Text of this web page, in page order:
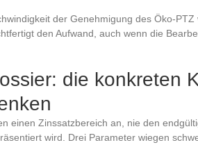
der Genehmigung des Öko-
den Aufwand, auch wenn die
die konkreten
einen Zinssatzbereich an, nie den
wird. Drei Parameter wiegen